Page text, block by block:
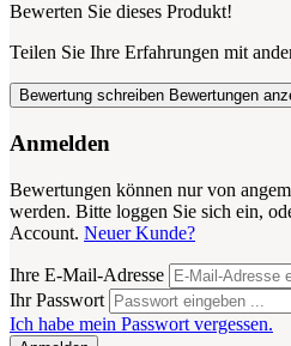
Bewerten Sie dieses Produkt!
Teilen Sie Ihre Erfahrungen mit
Bewertung schreiben Bewertungen
Anmelden
Bewertungen können nur von
werden. Bitte loggen Sie sich ein,
Account. Neuer Kunde?
Ihre E-Mail-Adresse
Ihr Passwort
Ich habe mein Passwort vergessen.